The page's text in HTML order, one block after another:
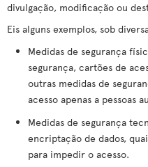
divulgação, modificação ou
Eis alguns exemplos, sob
Medidas de segurança
segurança, cartões de
outras medidas de
acesso apenas a pessoas
Medidas de segurança
encriptação de dados,
para impedir o acesso.